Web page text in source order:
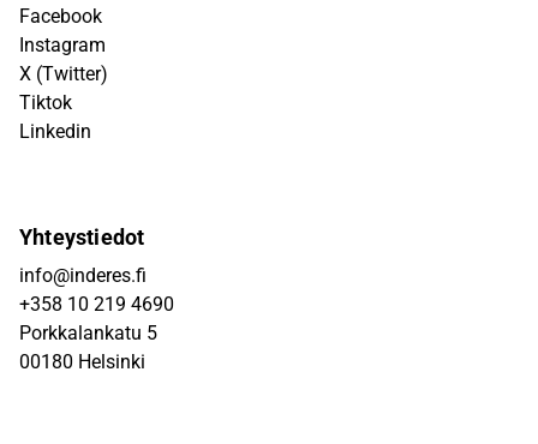
Facebook
Instagram
X (Twitter)
Tiktok
Linkedin
Yhteystiedot
info@inderes.fi
+358 10 219 4690
Porkkalankatu 5
00180 Helsinki